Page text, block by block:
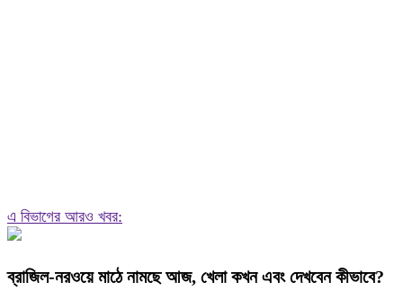
এ বিভাগের আরও খবর:
ব্রাজিল-নরওয়ে মাঠে নামছে আজ, খেলা কখন এবং দেখবেন কীভাবে?